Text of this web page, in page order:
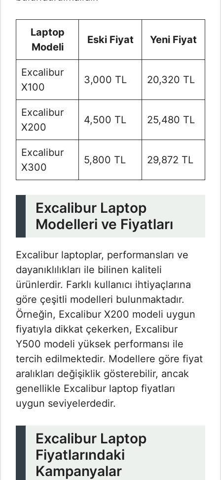
Laptop
Modeli
Eski Fiyat Yeni Fiyat
Excalibur
X100
3,000 TL 20,320 TL
Excalibur
X200
4,500 TL 25,480 TL
Excalibur
X300
5,800 TL 29,872 TL
Excalibur Laptop
Modelleri ve Fiyatları
Excalibur laptoplar, performansları ve
dayanıklılıkları ile bilinen kaliteli
ürünlerdir. Farklı kullanıcı ihtiyaçlarına
göre çeşitli modelleri bulunmaktadır.
Örneğin, Excalibur X200 modeli uygun
fiyatıyla dikkat çekerken, Excalibur
Y500 modeli yüksek performansı ile
tercih edilmektedir. Modellere göre fiyat
aralıkları değişiklik gösterebilir, ancak
genellikle Excalibur laptop fiyatları
uygun seviyelerdedir.
Excalibur Laptop
Fiyatlarındaki
Kampanyalar